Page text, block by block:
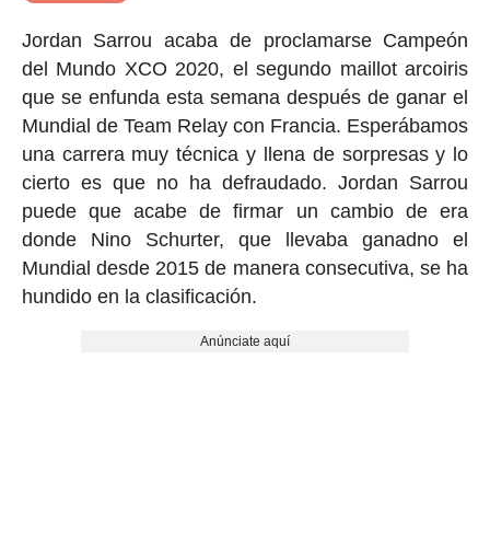
Jordan Sarrou acaba de proclamarse Campeón
del Mundo XCO 2020, el segundo maillot arcoiris
que se enfunda esta semana después de ganar el
Mundial de Team Relay con Francia. Esperábamos
una carrera muy técnica y llena de sorpresas y lo
cierto es que no ha defraudado. Jordan Sarrou
puede que acabe de firmar un cambio de era
donde Nino Schurter, que llevaba ganadno el
Mundial desde 2015 de manera consecutiva, se ha
hundido en la clasificación.
Anúnciate aquí